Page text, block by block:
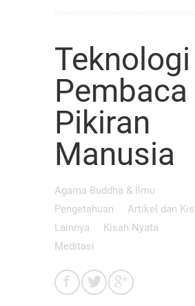
Teknologi
Pembaca
Pikiran
Manusia
Agama Buddha & Ilmu
Pengetahuan
Artikel dan
Lainnya
Kisah Nyata
Meditasi